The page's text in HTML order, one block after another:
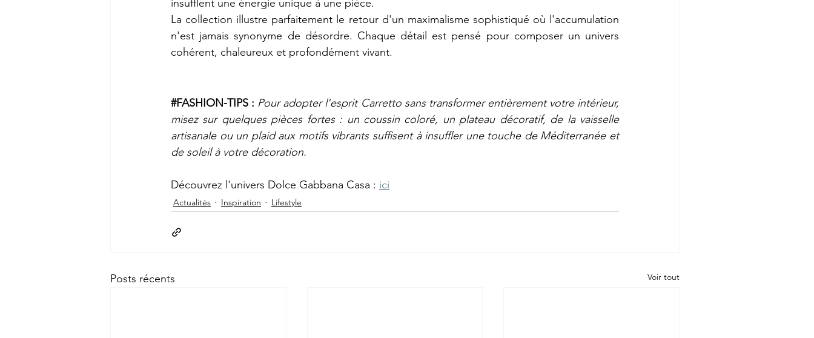
insufflent une énergie unique à une pièce.
La collection illustre parfaitement le retour d'un maximalisme sophistiqué où l'accumulation
n'est jamais synonyme de désordre. Chaque détail est pensé pour composer un univers
cohérent, chaleureux et profondément vivant.
#FASHION-TIPS : Pour adopter l'esprit Carretto sans transformer entièrement votre intérieur,
misez sur quelques pièces fortes : un coussin coloré, un plateau décoratif, de la vaisselle
artisanale ou un plaid aux motifs vibrants suffisent à insuffler une touche de Méditerranée et
de soleil à votre décoration.
Découvrez l'univers Dolce Gabbana Casa : ici
Actualités Inspiration Lifestyle
Posts récents Voir tout